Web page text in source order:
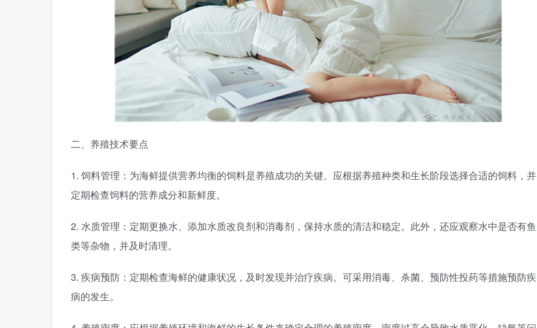
二、养殖技术要点
1. 饲料管理：为海鲜提供营养均衡的饲料是养殖成功的关键。应根据养殖种类和生长阶段选择合适的饲料，并
定期检查饲料的营养成分和新鲜度。
2. 水质管理：定期更换水、添加水质改良剂和消毒剂，保持水质的清洁和稳定。此外，还应观察水中是否有鱼
类等杂物，并及时清理。
3. 疾病预防：定期检查海鲜的健康状况，及时发现并治疗疾病。可采用消毒、杀菌、预防性投药等措施预防疾
病的发生。